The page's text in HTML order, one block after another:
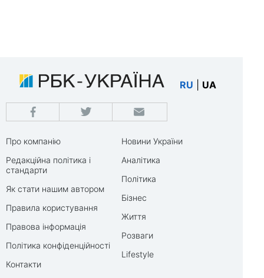
RU UA
Про компанію
Редакційна політика і
стандарти
Як стати нашим автором
Правила користування
Правова інформація
Політика конфіденційності
Контакти
Новини України
Аналітика
Політика
Бізнес
Життя
Розваги
Lifestyle